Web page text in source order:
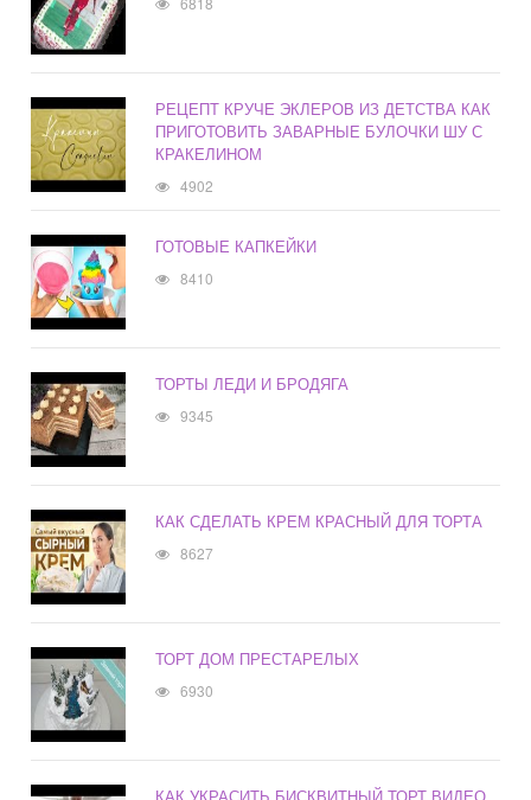
РЕЦЕПТ КРУЧЕ ЭКЛЕРОВ ИЗ ДЕТСТВА КАК
ПРИГОТОВИТЬ ЗАВАРНЫЕ БУЛОЧКИ ШУ С
КРАКЕЛИНОМ
4902
ГОТОВЫЕ КАПКЕЙКИ
8410
ТОРТЫ ЛЕДИ И БРОДЯГА
9345
КАК СДЕЛАТЬ КРЕМ КРАСНЫЙ ДЛЯ ТОРТА
8627
ТОРТ ДОМ ПРЕСТАРЕЛЫХ
6930